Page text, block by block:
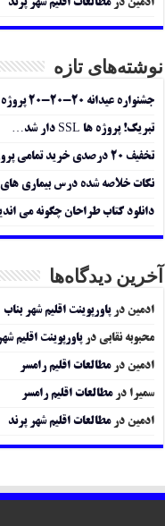
ادمین درمطالعات اقلیم شهر پرند
نوشته‌های تازه
جشنواره عیدانه ۲۰-۲۰-۲۰ پروژه ها
تبریک! پروژه ها SSL دار شد…
تخفیف ۲۰ درصدی خرید تمامی پروژه ها
نکات خلاصه شده درس بیماری
دانلود کتاب طراحان چگونه می
آخرین دیدگاه‌ها
ادمین درپاورپوینت اقلیم شهر بناب
محبوبه نقابی درپاورپوینت اقلیم
ادمین درمطالعات اقلیم رامسر
سمیرا درمطالعات اقلیم رامسر
ادمین درمطالعات اقلیم شهر پرند